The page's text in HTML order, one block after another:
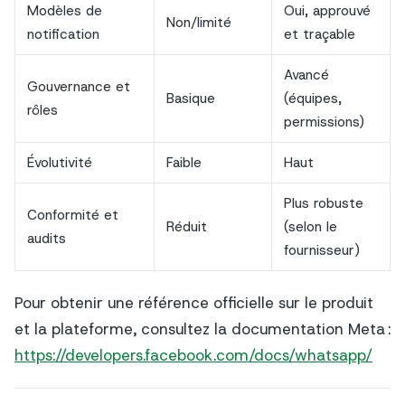
Modèles de
notification
Non/limité
Oui, approuvé
et traçable
Gouvernance et
rôles
Basique
Avancé
(équipes,
permissions)
Évolutivité Faible Haut
Conformité et
audits
Réduit
Plus robuste
(selon le
fournisseur)
Pour obtenir une référence officielle sur le produit
et la plateforme, consultez la documentation Meta :
https://developers.facebook.com/docs/whatsapp/